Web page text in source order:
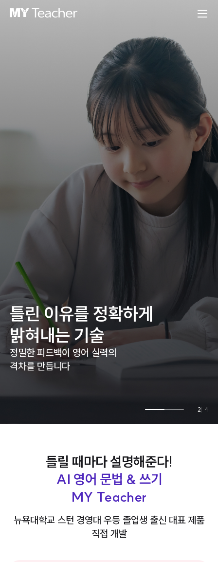
M
로그인을 해주세요.
문법
어학시험
문법
고객센터
틀린 이유를 정확하게
밝혀내는 기술
정밀한 피드백이 영어 실력의
격차를 만듭니다
3 4
틀릴 때마다 설명해준다!
AI 영어 문법 & 쓰기
MY Teacher
뉴욕대학교 스턴 경영대 우등 졸업생 출신 대표 제품
직접 개발